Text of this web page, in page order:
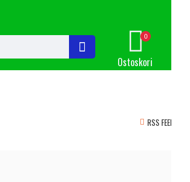
Ostoskori
0
RSS FEED